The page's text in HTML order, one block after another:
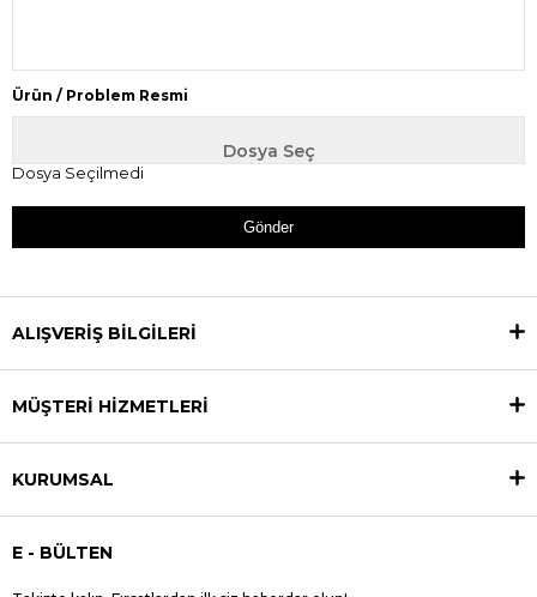
Ürün / Problem Resmi
Dosya Seçilmedi
Gönder
ALIŞVERİŞ BİLGİLERİ
MÜŞTERİ HİZMETLERİ
KURUMSAL
E - BÜLTEN